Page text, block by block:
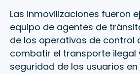
Las inmovilizaciones fueron
equipo de agentes de
de los operativos de control
combatir el transporte ilegal
seguridad de los usuarios en